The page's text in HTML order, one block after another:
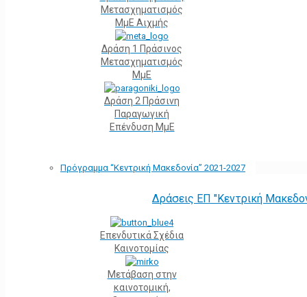
Μετασχηματισμός
ΜμΕ Αιχμής
Δράση 1 Πράσινος
Μετασχηματισμός
ΜμΕ
Δράση 2 Πράσινη
Παραγωγική
Επένδυση ΜμΕ
Πρόγραμμα “Κεντρική Μακεδονία” 2021-2027
Δράσεις ΕΠ "Κεντρική
Επενδυτικά Σχέδια
Καινοτομίας
Μετάβαση στην
καινοτομική,